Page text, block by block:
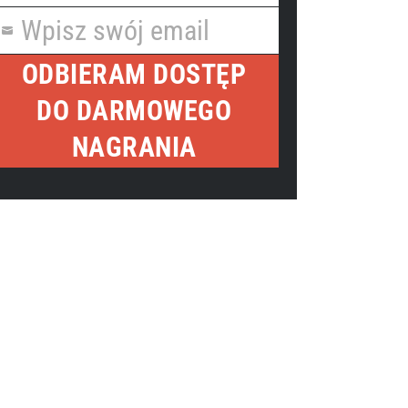
Wpisz swój email
ODBIERAM DOSTĘP
DO DARMOWEGO
NAGRANIA